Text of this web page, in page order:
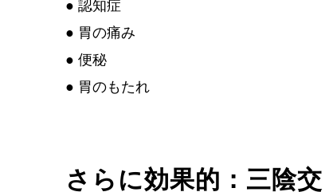
● 認知症
● 胃の痛み
● 便秘
● 胃のもたれ
さらに効果的：三陰